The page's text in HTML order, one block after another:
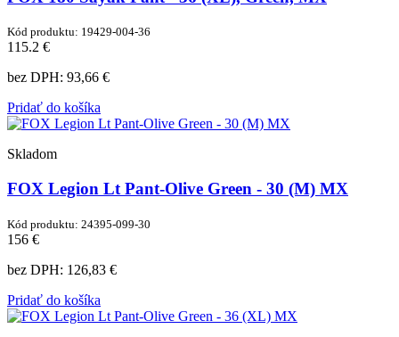
Kód produktu: 19429-004-36
115.2 €
bez DPH: 93,66 €
Pridať do košíka
Skladom
FOX Legion Lt Pant-Olive Green - 30 (M) MX
Kód produktu: 24395-099-30
156 €
bez DPH: 126,83 €
Pridať do košíka